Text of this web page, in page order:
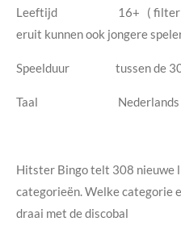
Leeftijd 16+ ( filter je de
eruit kunnen ook jongere
Speelduur tussen de 30
Taal Nederlands
Hitster Bingo telt 308 nieuwe
categorieën. Welke categorie
draai met de discobal